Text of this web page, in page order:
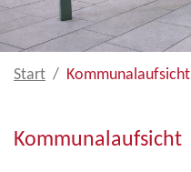
Start Kommunalaufsicht
Kommunalaufsicht